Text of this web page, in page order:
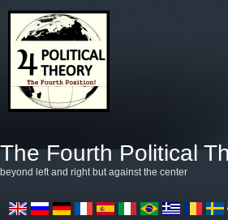
The Fourth Political
beyond left and right but against the center